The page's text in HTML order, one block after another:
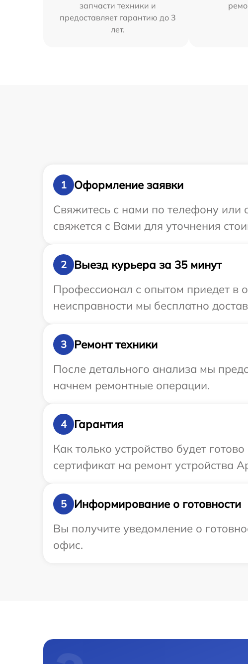
запчасти техники и
предоставляет гарантию до 3
лет.
1
Оформление заявки
Свяжитесь с нами по телефону или
свяжется с Вами для уточнения
2
Выезд курьера за 35 минут
Профессионал с опытом приедет в
неисправности мы бесплатно
3
Ремонт техники
После детального анализа мы
начнем ремонтные операции.
4
Гарантия
Как только устройство будет
сертификат на ремонт устройства
5
Информирование о готовности
Вы получите уведомление о
офис.